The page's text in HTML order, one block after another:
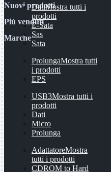
DatiMostra tutti i
prodotti
E-Sata
Sas
Sata
ProlungaMostra tutti
i prodotti
EPS
USB3Mostra tutti i
prodotti
Dati
Micro
Prolunga
AdattatoreMostra
tutti i prodotti
CDROM to Hard
Nuovi prodotti
Più venduti
Marche